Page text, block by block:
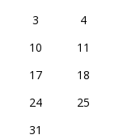
3
4
10
11
17
18
24
25
31